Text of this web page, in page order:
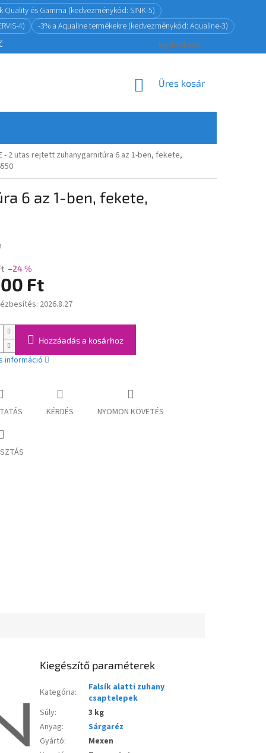
és Gamma (kedvezménykód: SINK-5)
4)
-3% a Aqualine termékekre (kedvezménykód: Aqualine-3)
VISSZAKÜLDÉSI ÉS JÓTÁLLÁSI POLITIKA
Bejelentkezés
KOSÁR
Üres kosár
- 2 utas rejtett zuhanygarnitúra 6 az 1-ben, fekete,
6 az 1-ben, fekete,
–24 %
Ft
2026.8.27
Hozzáadás a kosárhoz
információ
KÉRDÉS NYOMON KÖVETÉS
Kiegészítő paraméterek
Kategória:
Falsík alatti zuhany
csaptelepek
Súly:
3 kg
Anyag:
Sárgaréz
Gyártó:
Mexen